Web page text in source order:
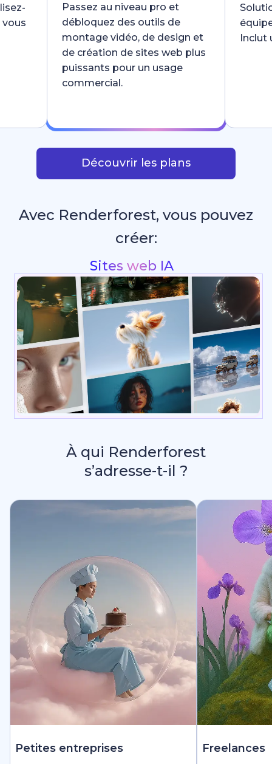
Passez au niveau pro et
débloquez des outils de
montage vidéo, de design et
de création de sites web plus
puissants pour un usage
commercial.
Inclut
Découvrir les plans
Avec Renderforest, vous pouvez
créer:
Intros & animations
À qui Renderforest
s’adresse-t-il ?
Petites entreprises Freelances